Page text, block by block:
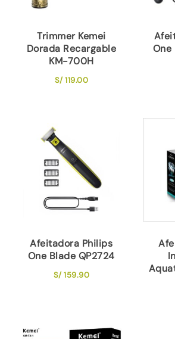
Trimmer Kemei
Dorada Recargable
KM-700H
S/119.00
One
Afeitadora Philips
One Blade QP2724
S/159.90